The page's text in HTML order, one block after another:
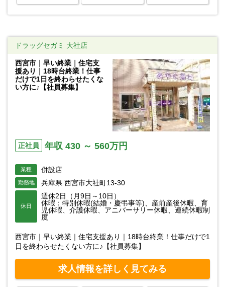
ドラッグセガミ 大社店
西宮市｜早い終業｜住宅支
援あり｜18時台終業！仕事
だけで1日を終わらせたくな
い方に♪【社員募集】
正社員 年収 430 ～ 560万円
業種 併設店
勤務地 兵庫県 西宮市大社町13-30
休日
週休2日（月9日～10日）
休暇：特別休暇(結婚・慶弔事等)、産前産後休暇、育
児休暇、介護休暇、アニバーサリー休暇、連続休暇制
度
西宮市｜早い終業｜住宅支援あり｜18時台終業！仕事だけで1
日を終わらせたくない方に♪【社員募集】
求人情報を詳しく見てみる